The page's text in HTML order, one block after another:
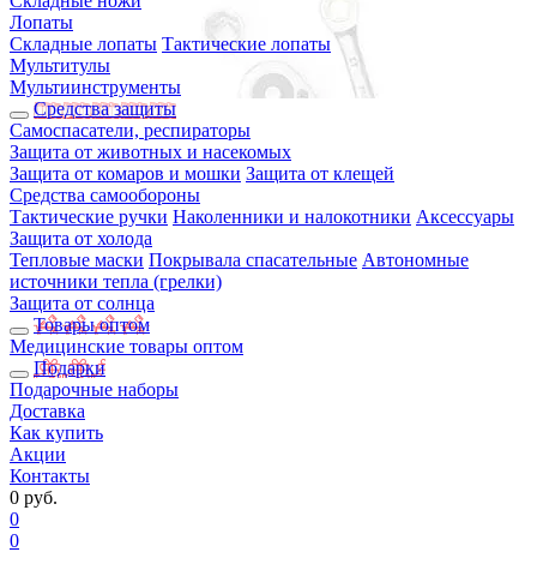
Лопаты
Складные лопаты Тактические лопаты
Мультитулы
Мультиинструменты
Средства защиты
Самоспасатели, респираторы
Защита от животных и насекомых
Защита от комаров и мошки Защита от клещей
Средства самообороны
Тактические ручки Наколенники и налокотники Аксессуары
Защита от холода
Тепловые маски Покрывала спасательные Автономные
источники тепла (грелки)
Защита от солнца
Товары оптом
Медицинские товары оптом
Подарки
Подарочные наборы
Доставка
Как купить
Акции
Контакты
0 руб.
0
0